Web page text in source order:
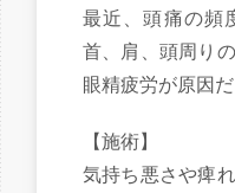
最近、頭痛の頻
首、肩、頭周り
眼精疲労が原因
【施術】
気持ち悪さや痺